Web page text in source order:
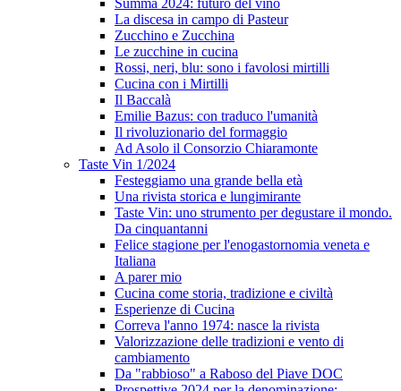
Summa 2024: futuro del vino
La discesa in campo di Pasteur
Zucchino e Zucchina
Le zucchine in cucina
Rossi, neri, blu: sono i favolosi mirtilli
Cucina con i Mirtilli
Il Baccalà
Emilie Bazus: con traduco l'umanità
Il rivoluzionario del formaggio
Ad Asolo il Consorzio Chiaramonte
Taste Vin 1/2024
Festeggiamo una grande bella età
Una rivista storica e lungimirante
Taste Vin: uno strumento per degustare il mondo.
Da cinquantanni
Felice stagione per l'enogastornomia veneta e
Italiana
A parer mio
Cucina come storia, tradizione e civiltà
Esperienze di Cucina
Correva l'anno 1974: nasce la rivista
Valorizzazione delle tradizioni e vento di
cambiamento
Da "rabbioso" a Raboso del Piave DOC